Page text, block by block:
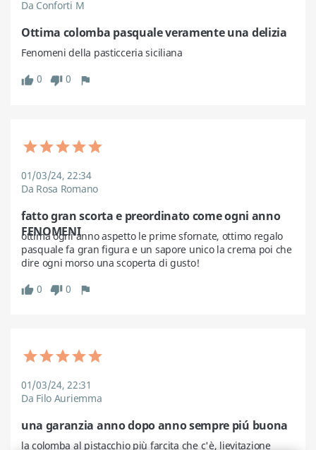
Da Conforti M
Ottima colomba pasquale veramente una delizia
Fenomeni della pasticceria siciliana
thumb_up 0 thumb_down 0 flag
01/03/24, 22:34
Da Rosa Romano
fatto gran scorta e preordinato come ogni anno
FENOMENI
ottima ogni anno aspetto le prime sfornate, ottimo regalo
pasquale fa gran figura e un sapore unico la crema poi che
dire ogni morso una scoperta di gusto!
thumb_up 0 thumb_down 0 flag
01/03/24, 22:31
Da Filo Auriemma
una garanzia anno dopo anno sempre piú buona
la colomba al pistacchio più farcita che c'è, lievitazione